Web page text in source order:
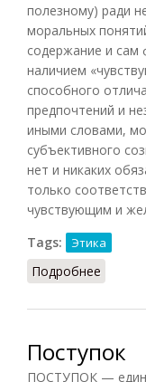
полезному) ради
моральных
содержание и сам
наличием
способного
предпочтений и
иными словами,
субъективного
нет и никаких
только
чувствующим и
Tags:
Этика
Подробнее
Поступок
ПОСТУПОК —